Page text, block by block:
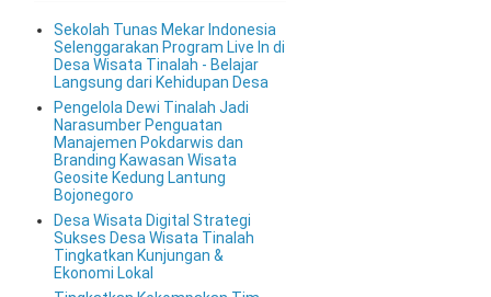
Sekolah Tunas Mekar Indonesia
Selenggarakan Program Live In di
Desa Wisata Tinalah - Belajar
Langsung dari Kehidupan Desa
Pengelola Dewi Tinalah Jadi
Narasumber Penguatan
Manajemen Pokdarwis dan
Branding Kawasan Wisata
Geosite Kedung Lantung
Bojonegoro
Desa Wisata Digital Strategi
Sukses Desa Wisata Tinalah
Tingkatkan Kunjungan &
Ekonomi Lokal